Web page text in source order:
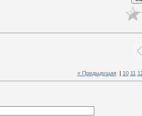
« Предыдущая| 10 11